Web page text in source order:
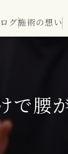
グ施術の想い
で